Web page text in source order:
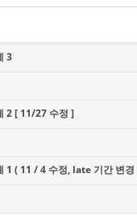
3
2 [ 11/27 수정 ]
1 ( 11 / 4 수정, late 기간 변경